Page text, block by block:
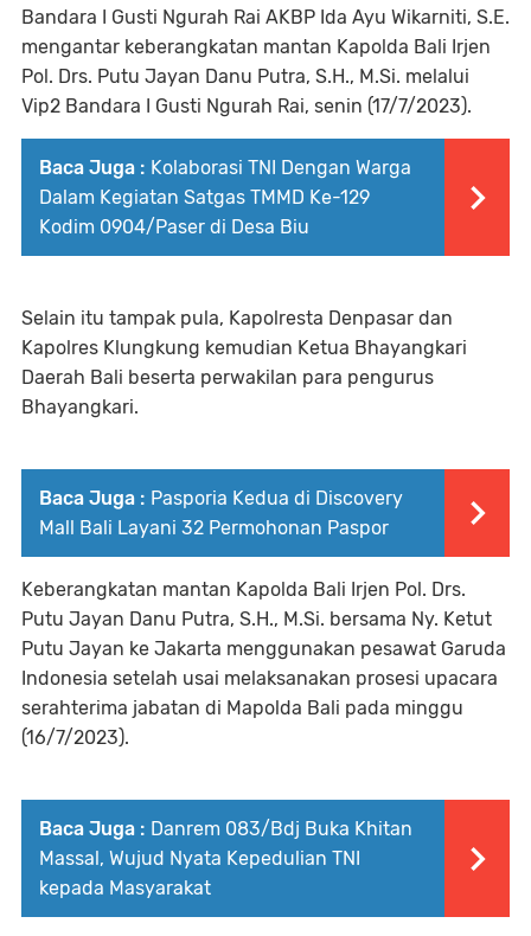
Bandara I Gusti Ngurah Rai AKBP Ida Ayu Wikarniti, S.E.
mengantar keberangkatan mantan Kapolda Bali Irjen
Pol. Drs. Putu Jayan Danu Putra, S.H., M.Si. melalui
Vip2 Bandara I Gusti Ngurah Rai, senin (17/7/2023).
Baca Juga : Kolaborasi TNI Dengan Warga
Dalam Kegiatan Satgas TMMD Ke-129
Kodim 0904/Paser di Desa Biu
Selain itu tampak pula, Kapolresta Denpasar dan
Kapolres Klungkung kemudian Ketua Bhayangkari
Daerah Bali beserta perwakilan para pengurus
Bhayangkari.
Baca Juga : Pasporia Kedua di Discovery
Mall Bali Layani 32 Permohonan Paspor
Keberangkatan mantan Kapolda Bali Irjen Pol. Drs.
Putu Jayan Danu Putra, S.H., M.Si. bersama Ny. Ketut
Putu Jayan ke Jakarta menggunakan pesawat Garuda
Indonesia setelah usai melaksanakan prosesi upacara
serahterima jabatan di Mapolda Bali pada minggu
(16/7/2023).
Baca Juga : Danrem 083/Bdj Buka Khitan
Massal, Wujud Nyata Kepedulian TNI
kepada Masyarakat